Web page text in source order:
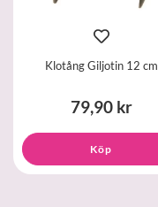
Klotång Giljotin 12 cm
79,90 kr
Köp